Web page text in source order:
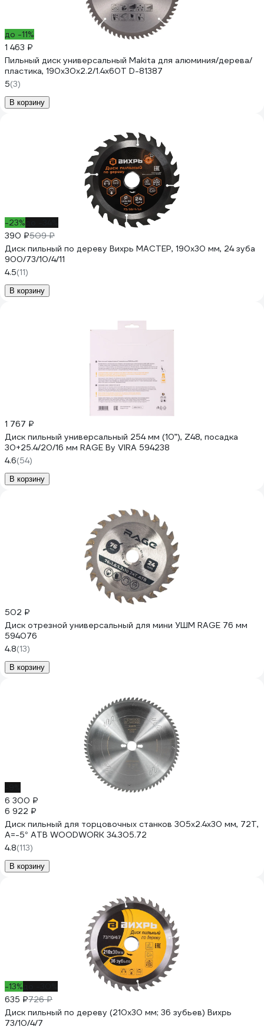
до -11%
1 463 ₽
Пильный диск универсальный Makita для алюминия/дерева/
пластика, 190x30x2.2/1.4x60T D-81387
5(3)
В корзину
-23%
390 ₽509 ₽
Диск пильный по дереву Вихрь МАСТЕР, 190х30 мм, 24 зуба
900/73/10/4/11
4.5(11)
В корзину
1 767 ₽
Диск пильный универсальный 254 мм (10”), Z48, посадка
30+25.4/20/16 мм RAGE By VIRA 594238
4.6(54)
В корзину
502 ₽
Диск отрезной универсальный для мини УШМ RAGE 76 мм
594076
4.8(13)
В корзину
6 300 ₽
6 922 ₽
Диск пильный для торцовочных станков 305x2.4x30 мм, 72T,
A=-5° ATB WOODWORK 34.305.72
4.8(113)
В корзину
-13%
635 ₽726 ₽
Диск пильный по дереву (210х30 мм; 36 зубьев) Вихрь
73/10/4/7